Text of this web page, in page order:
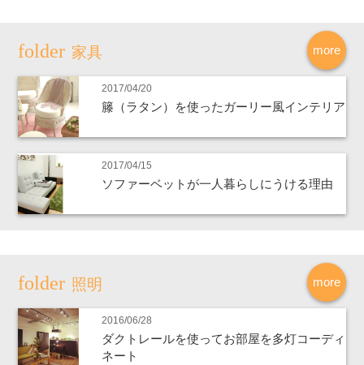
more
家具
2017/04/20
籐（ラタン）を使ったガーリー風インテリア
2017/04/15
ソファーベットが一人暮らしにうける理由
more
照明
2016/06/28
ダクトレールを使ってお部屋を多灯コーディ
ネート